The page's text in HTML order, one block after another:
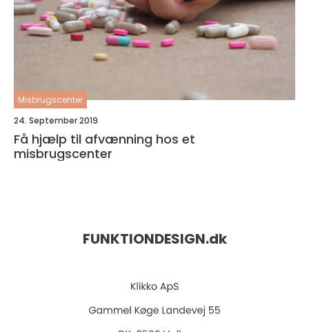
Misbrugscenter
24. September 2019
Få hjælp til afvænning hos et
misbrugscenter
FUNKTIONDESIGN.dk